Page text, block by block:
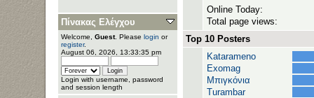
Πίνακας Ελέγχου
Welcome, Guest. Please login or
register.
August 06, 2026, 13:33:35 pm
Login with username, password
and session length
Online Today:
Total page views:
Top 10 Posters
Katarameno
Exomag
Μπιγκόνια
Turambar